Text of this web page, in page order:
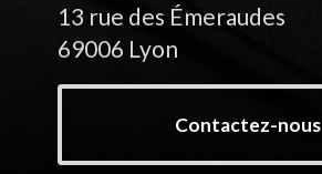
13 rue des Émeraudes
69006 Lyon
Contactez-nous